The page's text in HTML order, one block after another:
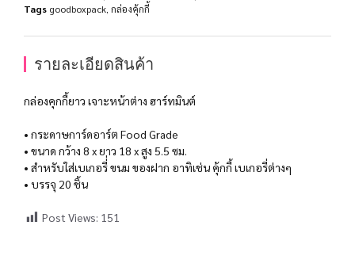
Tags goodboxpack กล่องคุ้กกี้
รายละเอียดสินค้า
กล่องคุกกี้ยาว เจาะหน้าต่าง ฮาร์ทมินต์
• กระดาษการ์ดอาร์ต Food Grade
• ขนาด กว้าง 8 x ยาว 18 x สูง 5.5 ซม.
• สำหรับใส่เบเกอรี่่ ขนม ของฝาก อาทิเช่น คุ้กกี้ เบเกอรี่ต่างๆ
• บรรจุ 20 ชิ้น
Post Views: 151